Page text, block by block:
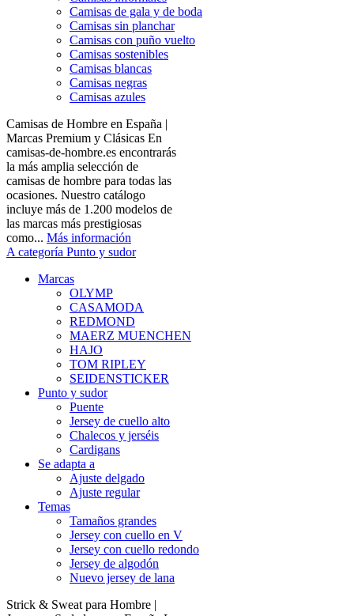
Camisas de gala y de boda
Camisas sin planchar
Camisas con puño vuelto
Camisas sostenibles
Camisas blancas
Camisas negras
Camisas azules
Camisas de Hombre en España |
Marcas Premium y Clásicas En
camisas-de-hombre.es encontrarás
la más amplia selección de
camisas de hombre para todas las
ocasiones. Nuestro catálogo
incluye más de 1.200 modelos de
las marcas más prestigiosas
como... Más información
A categoría Punto y sudor
Marcas
OLYMP
CASAMODA
REDMOND
MAERZ MUENCHEN
HAJO
TOM RIPLEY
SEIDENSTICKER
Punto y sudor
Puente
Jersey de cuello alto
Chalecos y jerséis
Cardigans
Se adapta a
Ajuste delgado
Ajuste regular
Temas
Tamaños grandes
Jersey con cuello en V
Jersey con cuello redondo
Jersey de algodón
Nuevo jersey de lana
Strick & Sweat para Hombre |